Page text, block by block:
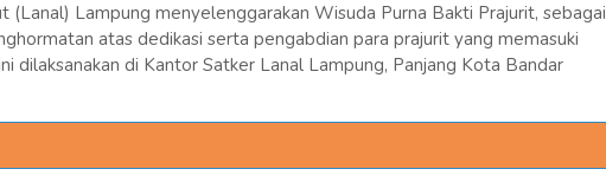
(Lanal) Lampung menyelenggarakan Wisuda Purna Bakti Prajurit, sebagai
atas dedikasi serta pengabdian para prajurit yang memasuki
dilaksanakan di Kantor Satker Lanal Lampung, Panjang Kota Bandar